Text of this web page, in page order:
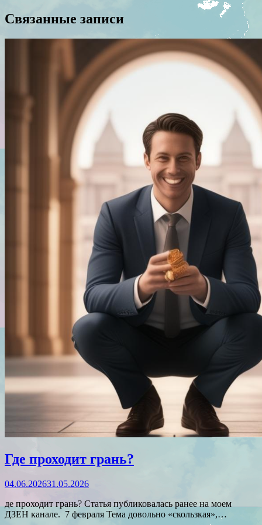
Связанные записи
Где проходит грань?
04.06.202631.05.2026
де проходит грань? Статья публиковалась ранее на моем
ДЗЕН канале. 7 февраля Тема довольно «скользкая»,…